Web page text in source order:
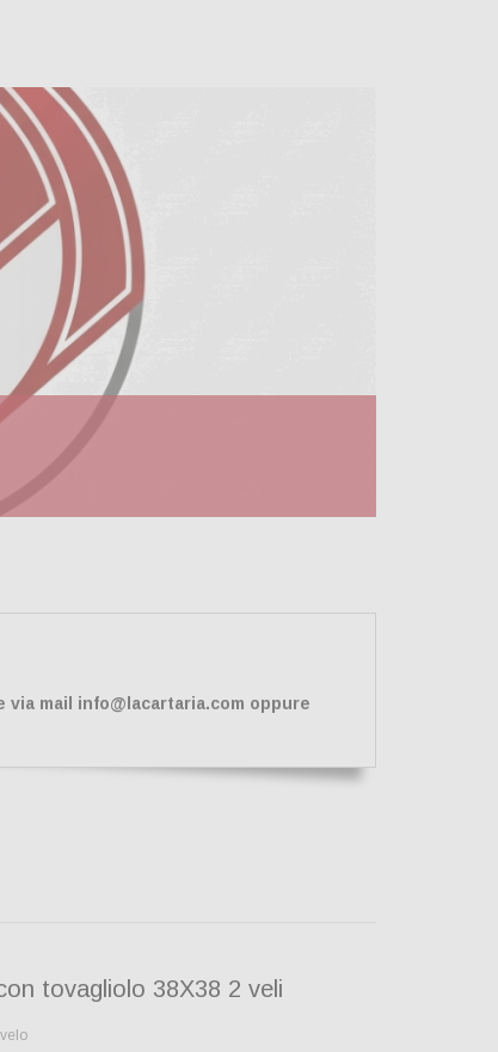
mail info@lacartaria.com oppure
tovagliolo 38X38 2 veli